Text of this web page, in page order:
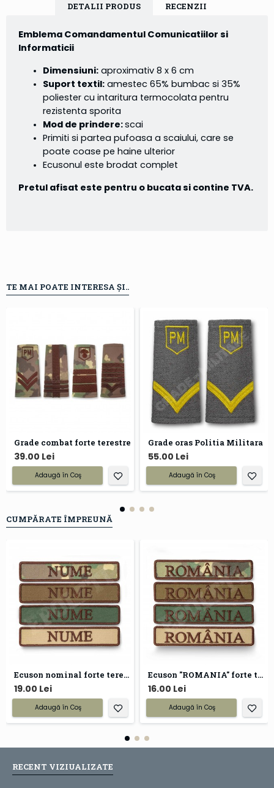
DETALII PRODUS RECENZII
Emblema Comandamentul Comunicatiilor si
Informaticii
Dimensiuni: aproximativ 8 x 6 cm
Suport textil: amestec 65% bumbac si 35%
poliester cu intaritura termocolata pentru
rezistenta sporita
Mod de prindere:scai
Primiti si partea pufoasa a scaiului, care se
poate coase pe haine ulterior
Ecusonul este brodat complet
Pretul afisat este pentru o bucata si contine TVA.
TE MAI POATE INTERESA ȘI..
Grade combat forte terestre
39.00 Lei
Adaugă în Coş
Grade oras Politia Militara
55.00 Lei
Adaugă în Coş
CUMPĂRATE ÎMPREUNĂ
Ecuson nominal forte terestre armata
19.00 Lei
Adaugă în Coş
Ecuson "ROMANIA" forte terestre
16.00 Lei
Adaugă în Coş
RECENT VIZIUALIZATE